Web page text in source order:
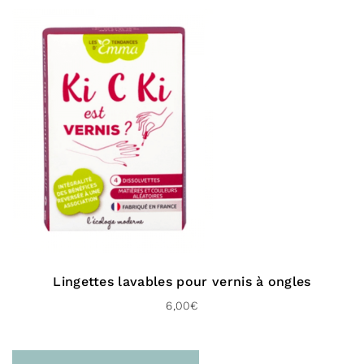
OFFICINALIS FLOWER/LEAF/STEM WATER*, PERSEA
GRATISSIMA (AVOCADO) OIL*, POLYGLYCERYL-6
BEHENATE, GLYCERIN, GLYCERYL STEARATE, ARGANIA
SPINOSA KERNEL OIL*, BUTYROSPERMUM PARKII
(SHEA) BUTTER*, HYDROLYZED WHEAT PROTEIN,
OLEA EUROPAEA (OLIVE) FRUIT OIL*,
GLUCONOLACTONE, SODIUM GLUCONATE, SODIUM
LACTATE, THEOBROMA CACAO (COCOA) SEED
BUTTER*, MANGIFERA INDICA SEED BUTTER, YOGURT
POWDER, ACETUM (VINEGAR)**, SODIUM BENZOATE,
POLYGLYCERYL-6 STEARATE, PARFUM (FRAGRANCE),
CYAMOPSIS TETRAGONOLOBA (GUAR) GUM, XANTHAN
BARBADENSIS LEAF JUICE POWDER*, BENZOIC ACID,
CALCIUM GLUCONATE, RUBUS IDAEUS (RASPBERRY)
*Ingrédients issus de l’agriculture biologique
Lingettes lavables pour vernis à ongles
6,00€